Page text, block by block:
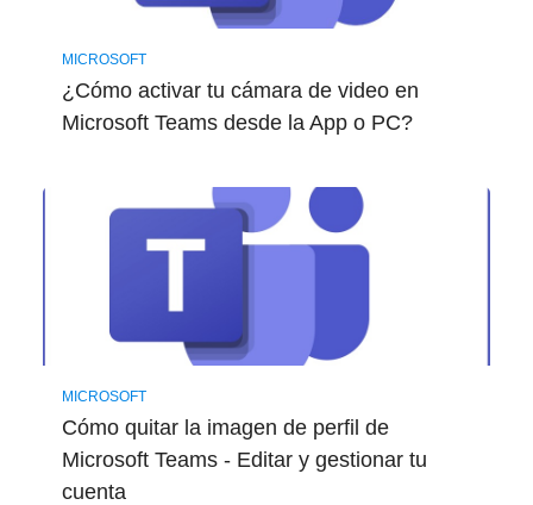
MICROSOFT
¿Cómo activar tu cámara de video en
Microsoft Teams desde la App o PC?
MICROSOFT
Cómo quitar la imagen de perfil de
Microsoft Teams - Editar y gestionar tu
cuenta